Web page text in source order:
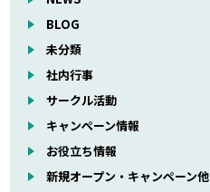
BLOG
未分類
社内行事
サークル活動
キャンペーン情報
お役立ち情報
新規オープン・キャンペーン他